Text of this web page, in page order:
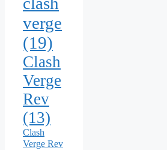
verge
(19)
Clash
Verge
Rev
(13)
Clash
Verge Rev